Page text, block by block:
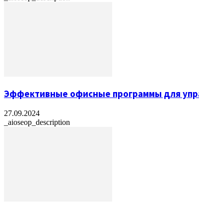
Эффективные офисные программы для
27.09.2024
_aioseop_description